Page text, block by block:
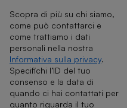
Scopra di più su chi siamo,
come può contattarci e
come trattiamo i dati
personali nella nostra
Informativa sulla privacy.
Specifichi l’ID del tuo
consenso e la data di
quando ci hai contattati per
quanto riguarda il tuo